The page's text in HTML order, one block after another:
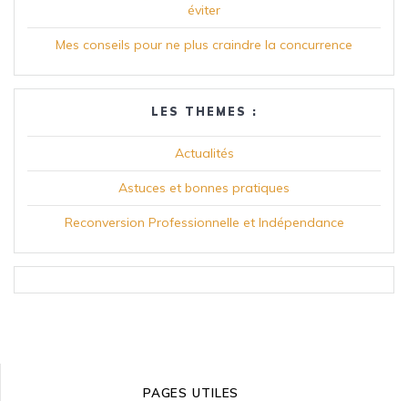
éviter
Mes conseils pour ne plus craindre la concurrence
LES THEMES :
Actualités
Astuces et bonnes pratiques
Reconversion Professionnelle et Indépendance
PAGES UTILES